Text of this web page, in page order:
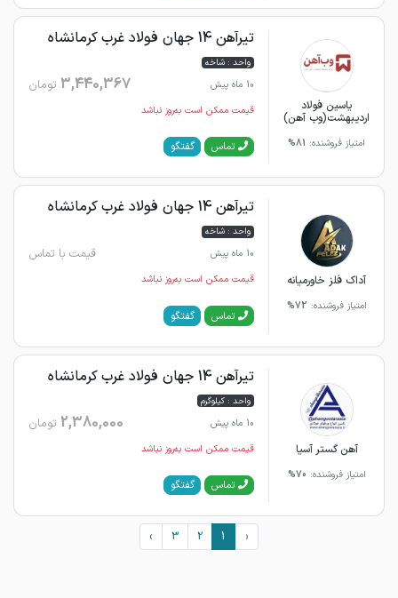
یاسین فولاد
اردیبهشت(وب آهن)
امتیاز فروشنده: 81%
تیرآهن 14 جهان فولاد غرب کرمانشاه
واحد : شاخه
10 ماه پیش
3,440,367 تومان
قیمت ممکن است به‌روز نباشد
تماس گفتگو
آداک فلز خاورمیانه
امتیاز فروشنده: 72%
تیرآهن 14 جهان فولاد غرب کرمانشاه
واحد : شاخه
10 ماه پیش
قیمت با تماس
قیمت ممکن است به‌روز نباشد
تماس گفتگو
آهن گستر آسیا
امتیاز فروشنده: 70%
تیرآهن 14 جهان فولاد غرب کرمانشاه
واحد : کیلوگرم
10 ماه پیش
2,380,000 تومان
قیمت ممکن است به‌روز نباشد
تماس گفتگو
‹
1
2
3
›